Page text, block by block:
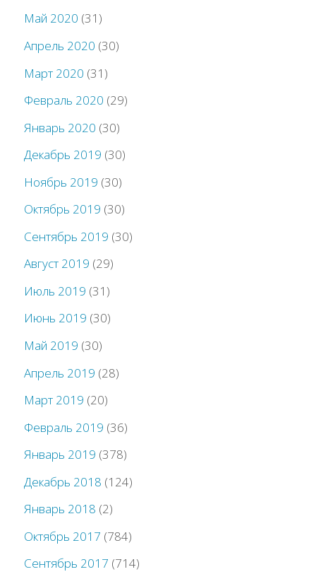
Май 2020 (31)
Апрель 2020 (30)
Март 2020 (31)
Февраль 2020 (29)
Январь 2020 (30)
Декабрь 2019 (30)
Ноябрь 2019 (30)
Октябрь 2019 (30)
Сентябрь 2019 (30)
Август 2019 (29)
Июль 2019 (31)
Июнь 2019 (30)
Май 2019 (30)
Апрель 2019 (28)
Март 2019 (20)
Февраль 2019 (36)
Январь 2019 (378)
Декабрь 2018 (124)
Январь 2018 (2)
Октябрь 2017 (784)
Сентябрь 2017 (714)